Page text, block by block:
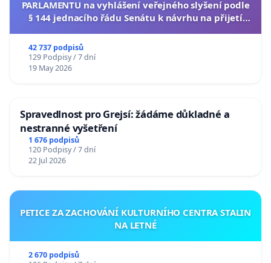
PARLAMENTU na vyhlášení veřejného slyšení podle
§ 144 jednacího řádu Senátu k návrhu na přijetí
42 737 podpisů
129 Podpisy / 7 dní
19 May 2026
Spravedlnost pro Grejsí: žádáme důkladné a
nestranné vyšetření
1 676 podpisů
120 Podpisy / 7 dní
22 Jul 2026
PETICE ZA ZACHOVÁNÍ KULTURNÍHO CENTRA STALIN
NA LETNÉ
2 670 podpisů